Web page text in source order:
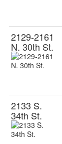
2129-2161
N. 30th St.
2133 S.
34th St.